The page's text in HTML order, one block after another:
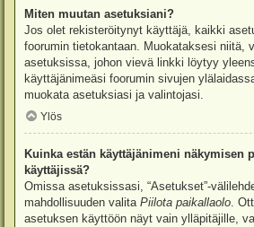
Miten muutan asetuksiani?
Jos olet rekisteröitynyt käyttäjä, kaikki
foorumin tietokantaan. Muokataksesi niitä,
asetuksissa, johon vievä linkki löytyy
käyttäjänimeäsi foorumin sivujen
muokata asetuksiasi ja valintojasi.
Ylös
Kuinka estän käyttäjänimeni näkymisen
käyttäjissä?
Omissa asetuksissasi, “Asetukset”-
mahdollisuuden valita Piilota paikallaolo.
asetuksen käyttöön näyt vain ylläpitäjille,